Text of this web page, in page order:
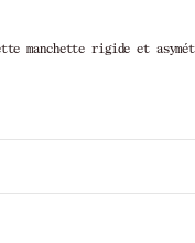
manchette rigide et